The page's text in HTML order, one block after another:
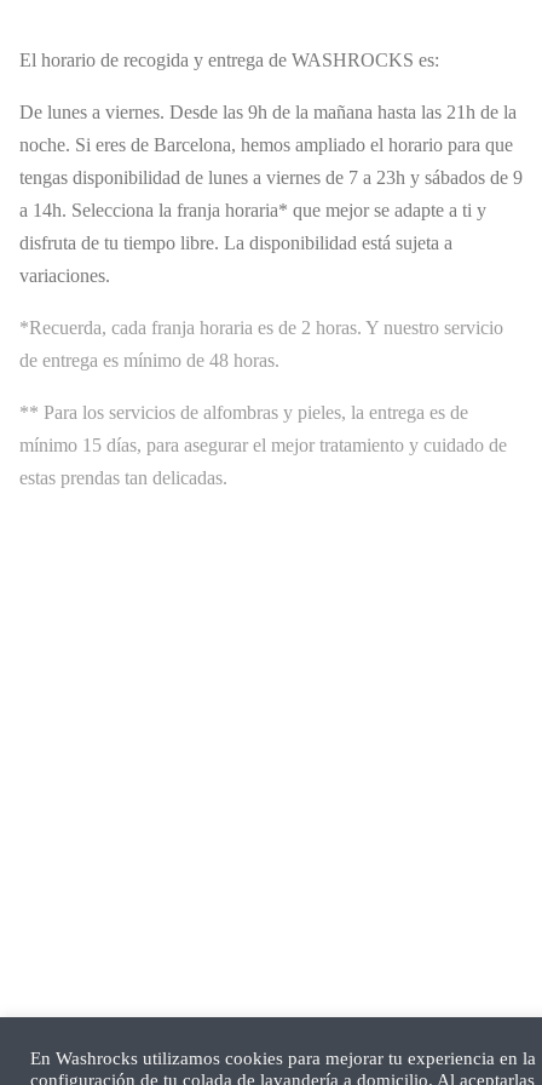
El horario de recogida y entrega de WASHROCKS es:
De lunes a viernes. Desde las 9h de la mañana hasta las 21h de la
noche. Si eres de Barcelona, hemos ampliado el horario para que
tengas disponibilidad de lunes a viernes de 7 a 23h y sábados de 9
a 14h. Selecciona la franja horaria* que mejor se adapte a ti y
disfruta de tu tiempo libre. La disponibilidad está sujeta a
variaciones.
*Recuerda, cada franja horaria es de 2 horas. Y nuestro servicio
de entrega es mínimo de 48 horas.
** Para los servicios de alfombras y pieles, la entrega es de
mínimo 15 días, para asegurar el mejor tratamiento y cuidado de
estas prendas tan delicadas.
En Washrocks utilizamos cookies para mejorar tu experiencia en la
configuración de tu colada de lavandería a domicilio. Al aceptarlas